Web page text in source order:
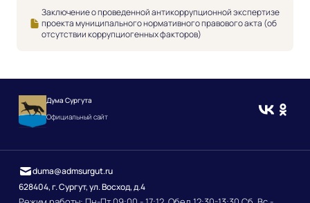
Заключение о проведенной антикоррупционной экспертизе
проекта муниципального нормативного правового акта (об
отсутствии коррупциогенных факторов)
Дума Сургута
Официальный сайт
628404, г. Сургут, ул. Восход, д.4
duma@admsurgut.ru